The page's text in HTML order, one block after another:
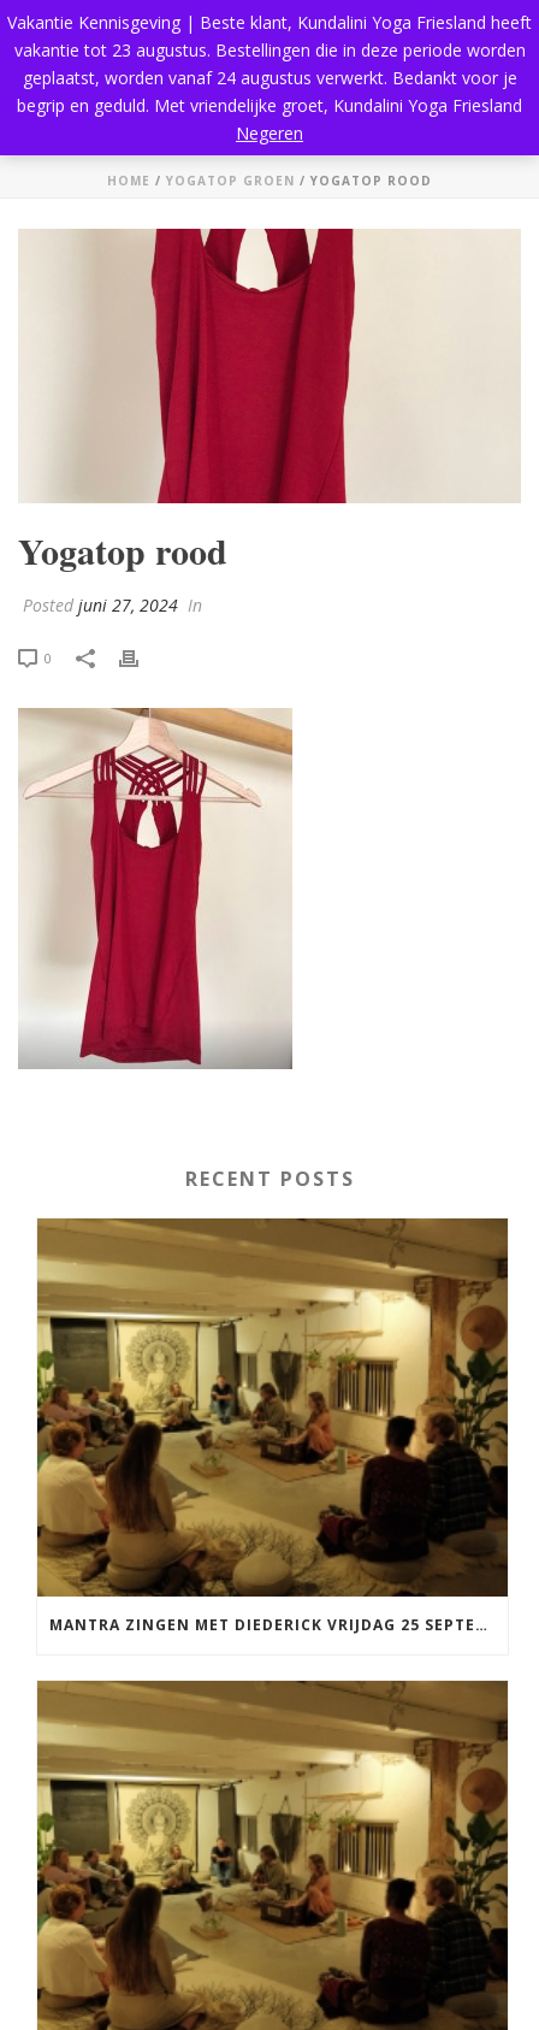
HOME / YOGATOP GROEN / YOGATOP ROOD
Yogatop rood
Posted juni 27, 2024 In
0
RECENT POSTS
MANTRA ZINGEN MET DIEDERICK VRIJDAG 25 SEPTEMBER EN 20 NOVEMBER
Vakantie Kennisgeving | Beste klant, Kundalini Yoga Friesland heeft
vakantie tot 23 augustus. Bestellingen die in deze periode worden
geplaatst, worden vanaf 24 augustus verwerkt. Bedankt voor je
begrip en geduld. Met vriendelijke groet, Kundalini Yoga Friesland
Negeren